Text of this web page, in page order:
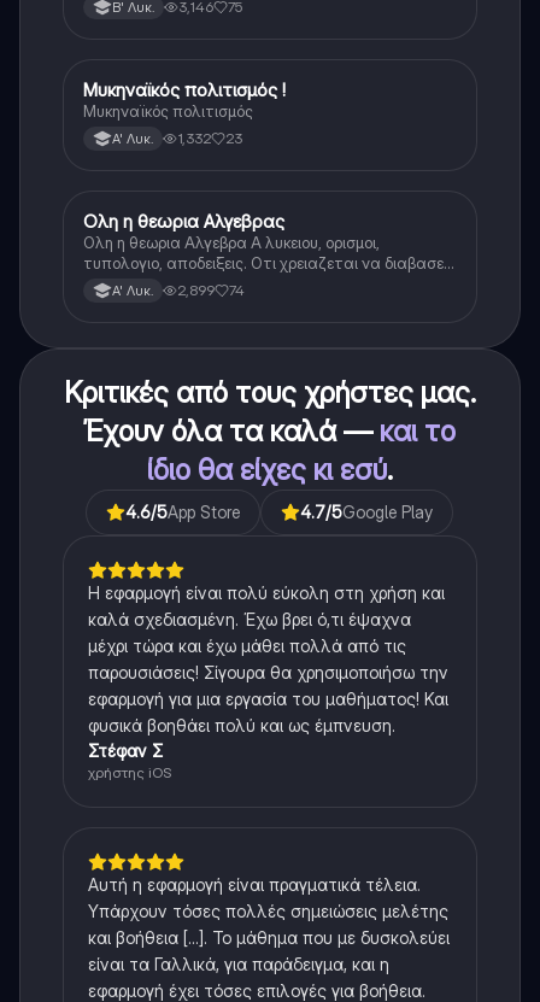
Β' Λυκ. 3,146 75
Ιστορία
Μυκηναϊκός πολιτισμός !
Μυκηναϊκός πολιτισμός
Α' Λυκ. 1,332 23
Μαθηματικά
Ολη η θεωρια Αλγεβρας
Ολη η θεωρια Αλγεβρα Α λυκειου, ορισμοι,
τυπολογιο, αποδειξεις. Οτι χρειαζεται να διαβασεις
για το θεωρητικο κομματι της αλγεβρας.
Α' Λυκ. 2,899 74
Κριτικές από τους χρήστες μας.
Έχουν όλα τα καλά — και το
ίδιο θα είχες κι εσύ.
4.6/5App Store 4.7/5Google Play
Η εφαρμογή είναι πολύ εύκολη στη χρήση και
καλά σχεδιασμένη. Έχω βρει ό,τι έψαχνα
μέχρι τώρα και έχω μάθει πολλά από τις
παρουσιάσεις! Σίγουρα θα χρησιμοποιήσω την
εφαρμογή για μια εργασία του μαθήματος! Και
φυσικά βοηθάει πολύ και ως έμπνευση.
Στέφαν Σ
χρήστης iOS
Αυτή η εφαρμογή είναι πραγματικά τέλεια.
Υπάρχουν τόσες πολλές σημειώσεις μελέτης
και βοήθεια [...]. Το μάθημα που με δυσκολεύει
είναι τα Γαλλικά, για παράδειγμα, και η
εφαρμογή έχει τόσες επιλογές για βοήθεια.